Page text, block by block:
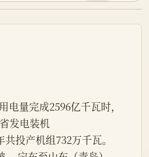
发电装机
投产机组732万千瓦。